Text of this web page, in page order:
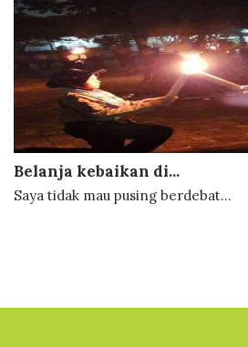
Belanja kebaikan di...
Saya tidak mau pusing berdebat...